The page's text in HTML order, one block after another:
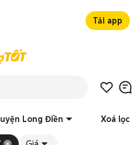
Tải app
Long Điền Xoá lọc